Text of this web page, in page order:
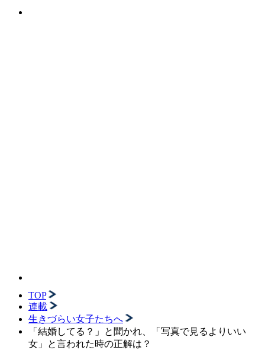
TOP
連載
生きづらい女子たちへ
「結婚してる？」と聞かれ、「写真で見るよりいい
女」と言われた時の正解は？